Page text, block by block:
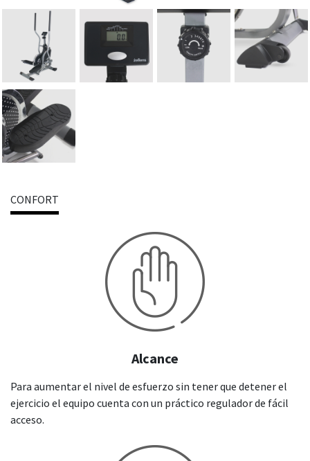
CONFORT
Alcance
Para aumentar el nivel de esfuerzo sin tener que detener el
ejercicio el equipo cuenta con un práctico regulador de fácil
acceso.